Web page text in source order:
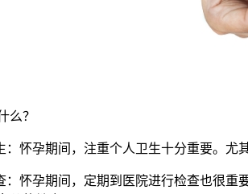
？
孕期间，注重个人卫生十分重要。尤
孕期间，定期到医院进行检查也很重